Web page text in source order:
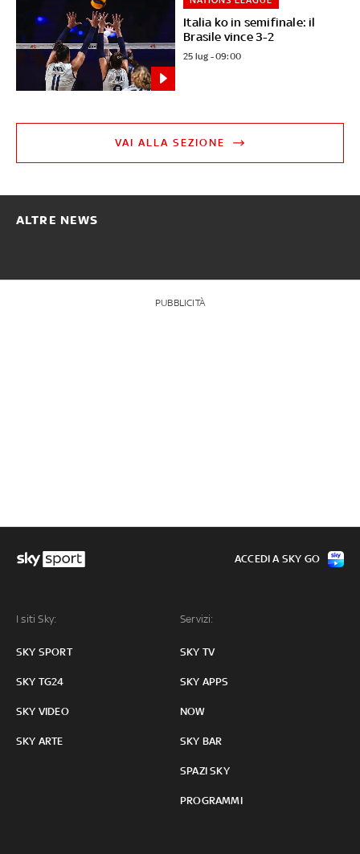
Italia ko in semifinale: il
Brasile vince 3-2
25 lug - 09:00
VAI ALLA SEZIONE
ALTRE NEWS
PUBBLICITÀ
I siti Sky:
SKY SPORT
SKY TG24
SKY VIDEO
SKY ARTE
Servizi:
SKY TV
SKY APPS
NOW
SKY BAR
SPAZI SKY
PROGRAMMI
ACCEDI A SKY GO